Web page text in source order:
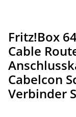
Fritz!Box
Cable
Cabelcon
Verbinder